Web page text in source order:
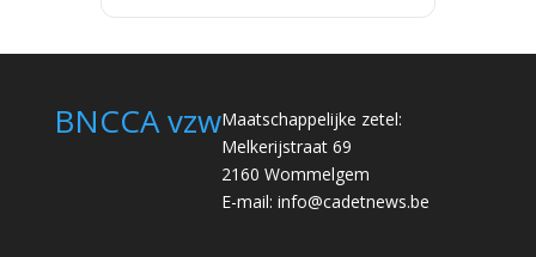
BNCCA vzwMaatschappelijke zetel:
Melkerijstraat 69
2160 Wommelgem
E-mail: info@cadetnews.be